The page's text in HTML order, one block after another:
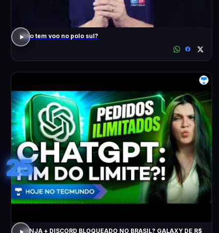
Não tem voo no polo sul?
25
JANJA + DISCORD BLOQUEADO NO BRASIL? GALAXY DE R$